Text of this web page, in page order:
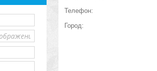
Телефон:
Город: